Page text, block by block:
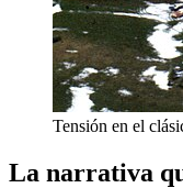
Tensión en el
La narrativa